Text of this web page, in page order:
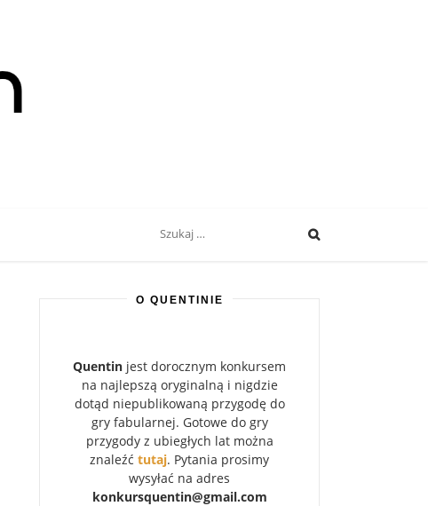
for:
O QUENTINIE
Quentin jest dorocznym konkursem
na najlepszą oryginalną i nigdzie
dotąd niepublikowaną przygodę do
gry fabularnej. Gotowe do gry
przygody z ubiegłych lat można
znaleźć tutaj. Pytania prosimy
wysyłać na adres
konkursquentin@gmail.com